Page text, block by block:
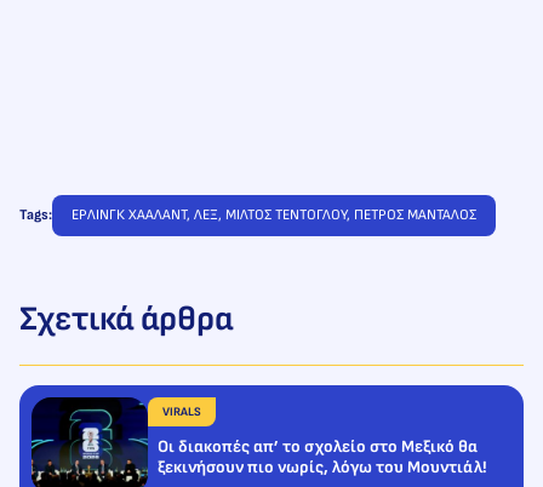
Tags: ΕΡΛΙΝΓΚ ΧΑΑΛΑΝΤ, ΛΕΞ, ΜΙΛΤΟΣ ΤΕΝΤΟΓΛΟΥ, ΠΕΤΡΟΣ ΜΑΝΤΑΛΟΣ
Σχετικά άρθρα
VIRALS
Οι διακοπές απ’ το σχολείο στο Μεξικό θα
ξεκινήσουν πιο νωρίς, λόγω του Μουντιάλ!